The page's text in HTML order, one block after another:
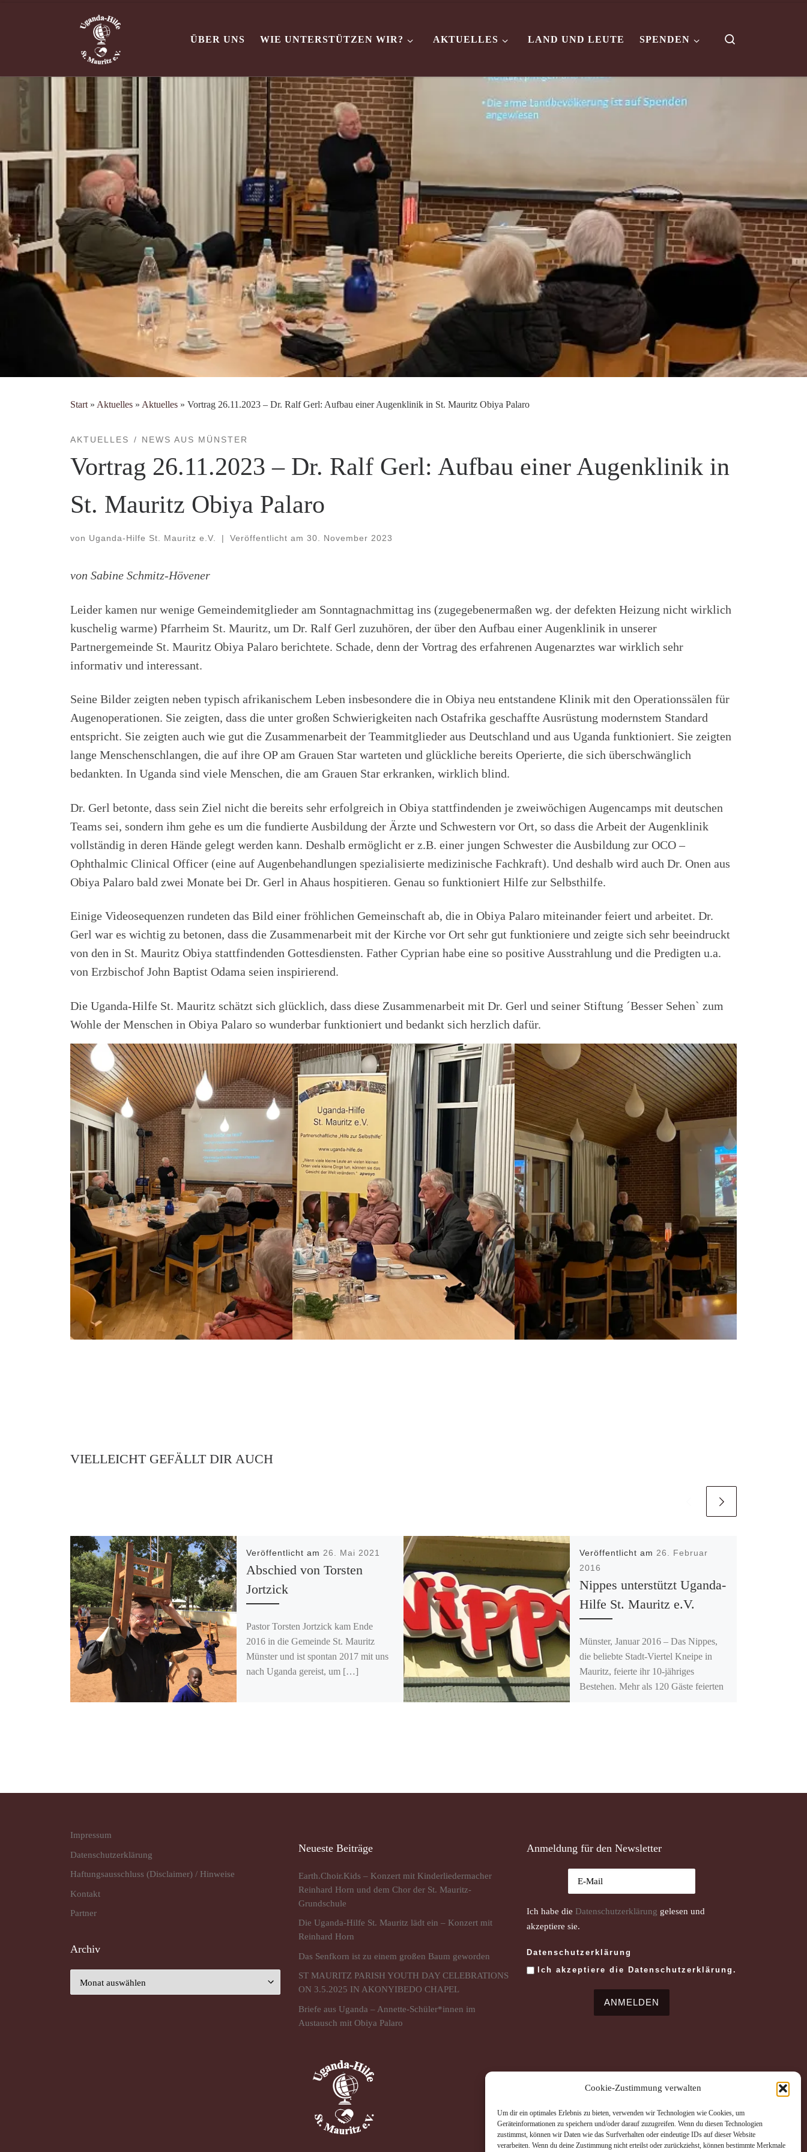
Cookie-Zustimmung verwalten
Um dir ein optimales Erlebnis zu bieten, verwenden wir Technologien wie Cookies, um
Geräteinformationen zu speichern und/oder darauf zuzugreifen. Wenn du diesen Technologien
zustimmst, können wir Daten wie das Surfverhalten oder eindeutige IDs auf dieser Website
verarbeiten. Wenn du deine Zustimmung nicht erteilst oder zurückziehst, können bestimmte Merkmale
Zum Inhalt springen
ÜBER UNS WIE UNTERSTÜTZEN WIR? AKTUELLES LAND UND LEUTE SPENDEN
Start » Aktuelles » Aktuelles » Vortrag 26.11.2023 – Dr. Ralf Gerl: Aufbau einer Augenklinik in St. Mauritz Obiya Palaro
AKTUELLES NEWS AUS MÜNSTER
Vortrag 26.11.2023 – Dr. Ralf Gerl: Aufbau einer Augenklinik in
St. Mauritz Obiya Palaro
von Uganda-Hilfe St. Mauritz e.V. | Veröffentlicht am 30. November 2023
von Sabine Schmitz-Hövener
Leider kamen nur wenige Gemeindemitglieder am Sonntagnachmittag ins (zugegebenermaßen wg. der defekten Heizung nicht wirklich
kuschelig warme) Pfarrheim St. Mauritz, um Dr. Ralf Gerl zuzuhören, der über den Aufbau einer Augenklinik in unserer
Partnergemeinde St. Mauritz Obiya Palaro berichtete. Schade, denn der Vortrag des erfahrenen Augenarztes war wirklich sehr
informativ und interessant.
Seine Bilder zeigten neben typisch afrikanischem Leben insbesondere die in Obiya neu entstandene Klinik mit den Operationssälen für
Augenoperationen. Sie zeigten, dass die unter großen Schwierigkeiten nach Ostafrika geschaffte Ausrüstung modernstem Standard
entspricht. Sie zeigten auch wie gut die Zusammenarbeit der Teammitglieder aus Deutschland und aus Uganda funktioniert. Sie zeigten
lange Menschenschlangen, die auf ihre OP am Grauen Star warteten und glückliche bereits Operierte, die sich überschwänglich
bedankten. In Uganda sind viele Menschen, die am Grauen Star erkranken, wirklich blind.
Dr. Gerl betonte, dass sein Ziel nicht die bereits sehr erfolgreich in Obiya stattfindenden je zweiwöchigen Augencamps mit deutschen
Teams sei, sondern ihm gehe es um die fundierte Ausbildung der Ärzte und Schwestern vor Ort, so dass die Arbeit der Augenklinik
vollständig in deren Hände gelegt werden kann. Deshalb ermöglicht er z.B. einer jungen Schwester die Ausbildung zur OCO –
Ophthalmic Clinical Officer (eine auf Augenbehandlungen spezialisierte medizinische Fachkraft). Und deshalb wird auch Dr. Onen aus
Obiya Palaro bald zwei Monate bei Dr. Gerl in Ahaus hospitieren. Genau so funktioniert Hilfe zur Selbsthilfe.
Einige Videosequenzen rundeten das Bild einer fröhlichen Gemeinschaft ab, die in Obiya Palaro miteinander feiert und arbeitet. Dr.
Gerl war es wichtig zu betonen, dass die Zusammenarbeit mit der Kirche vor Ort sehr gut funktioniere und zeigte sich sehr beeindruckt
von den in St. Mauritz Obiya stattfindenden Gottesdiensten. Father Cyprian habe eine so positive Ausstrahlung und die Predigten u.a.
von Erzbischof John Baptist Odama seien inspirierend.
Die Uganda-Hilfe St. Mauritz schätzt sich glücklich, dass diese Zusammenarbeit mit Dr. Gerl und seiner Stiftung ´Besser Sehen` zum
Wohle der Menschen in Obiya Palaro so wunderbar funktioniert und bedankt sich herzlich dafür.
VIELLEICHT GEFÄLLT DIR AUCH
Veröffentlicht am 26. Mai 2021
Abschied von Torsten
Jortzick
Pastor Torsten Jortzick kam Ende
2016 in die Gemeinde St. Mauritz
Münster und ist spontan 2017 mit uns
nach Uganda gereist, um […]
Veröffentlicht am 26. Februar
2016
Nippes unterstützt Uganda-
Hilfe St. Mauritz e.V.
Münster, Januar 2016 – Das Nippes,
die beliebte Stadt-Viertel Kneipe in
Mauritz, feierte ihr 10-jähriges
Bestehen. Mehr als 120 Gäste feierten
Impressum
Datenschutz­erklärung
Haftungsausschluss (Disclaimer) / Hinweise
Kontakt
Partner
Archiv
Neueste Beiträge
Earth.Choir.Kids – Konzert mit Kinderliedermacher
Reinhard Horn und dem Chor der St. Mauritz-
Grundschule
Die Uganda-Hilfe St. Mauritz lädt ein – Konzert mit
Reinhard Horn
Das Senfkorn ist zu einem großen Baum geworden
ST MAURITZ PARISH YOUTH DAY CELEBRATIONS
ON 3.5.2025 IN AKONYIBEDO CHAPEL
Briefe aus Uganda – Annette-Schüler*innen im
Austausch mit Obiya Palaro
Anmeldung für den Newsletter
Ich habe die Datenschutzerklärung gelesen und
akzeptiere sie.
Datenschutzerklärung
Ich akzeptiere die Datenschutzerklärung.